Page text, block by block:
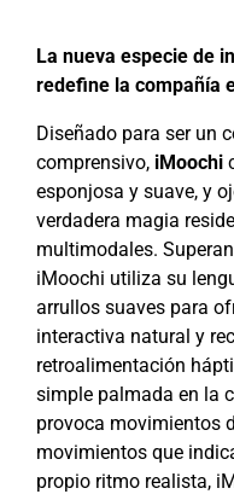
La nueva especie de
redefine la compañía
Diseñado para ser un
comprensivo, iMoochi
esponjosa y suave, y
verdadera magia
multimodales.
iMoochi utiliza su
arrullos suaves para
interactiva natural y
retroalimentación
simple palmada en la
provoca movimientos
movimientos que
propio ritmo realista,